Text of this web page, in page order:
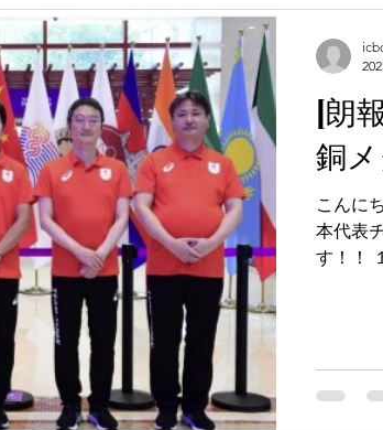
[朗
銅
こんに
本代表
す！！